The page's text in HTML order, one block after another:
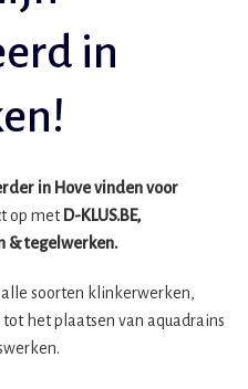
in
in Hove vinden voor
op metD-KLUS.BE,
& tegelwerken.
alle soorten klinkerwerken,
het plaatsen van aquadrains